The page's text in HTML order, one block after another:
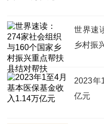
世界速
乡村振
2023年
亿元